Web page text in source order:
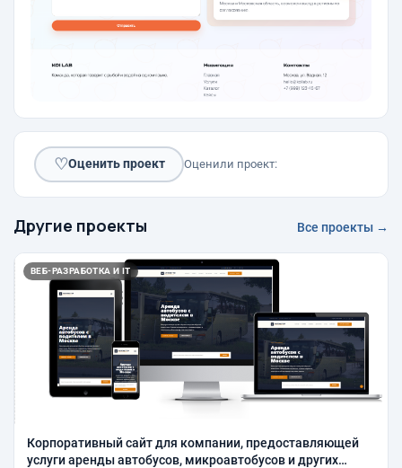
♡Оценить проект Оценили проект:
Другие проекты Все проекты →
ВЕБ-РАЗРАБОТКА И IT
Корпоративный сайт для компании, предоставляющей
услуги аренды автобусов, микроавтобусов и других